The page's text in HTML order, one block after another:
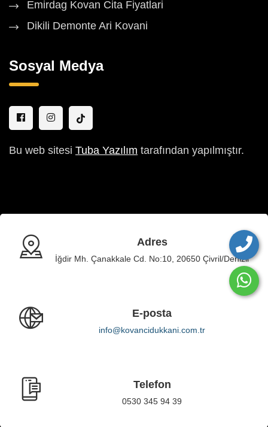
Emirdag Kovan Cita Fiyatlari
Dikili Demonte Ari Kovani
Sosyal Medya
Bu web sitesi Tuba Yazılım tarafından yapılmıştır.
Adres
İğdir Mh. Çanakkale Cd. No:10, 20650 Çivril/Denizli
E-posta
info@kovancidukkani.com.tr
Telefon
0530 345 94 39